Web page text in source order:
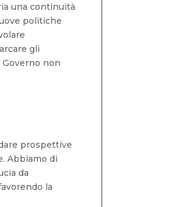
una continuità
politiche
gli
non
prospettive
Abbiamo di
da
la